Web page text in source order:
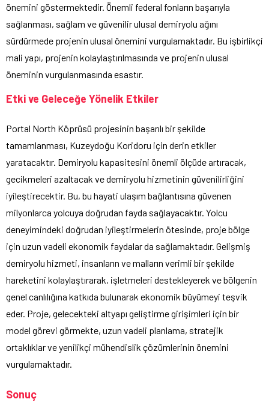
önemini göstermektedir. Önemli federal fonların başarıyla
sağlanması, sağlam ve güvenilir ulusal demiryolu ağını
sürdürmede projenin ulusal önemini vurgulamaktadır. Bu işbirlikçi
mali yapı, projenin kolaylaştırılmasında ve projenin ulusal
öneminin vurgulanmasında esastır.
Etki ve Geleceğe Yönelik Etkiler
Portal North Köprüsü projesinin başarılı bir şekilde
tamamlanması, Kuzeydoğu Koridoru için derin etkiler
yaratacaktır. Demiryolu kapasitesini önemli ölçüde artıracak,
gecikmeleri azaltacak ve demiryolu hizmetinin güvenilirliğini
iyileştirecektir. Bu, bu hayati ulaşım bağlantısına güvenen
milyonlarca yolcuya doğrudan fayda sağlayacaktır. Yolcu
deneyimindeki doğrudan iyileştirmelerin ötesinde, proje bölge
için uzun vadeli ekonomik faydalar da sağlamaktadır. Gelişmiş
demiryolu hizmeti, insanların ve malların verimli bir şekilde
hareketini kolaylaştırarak, işletmeleri destekleyerek ve bölgenin
genel canlılığına katkıda bulunarak ekonomik büyümeyi teşvik
eder. Proje, gelecekteki altyapı geliştirme girişimleri için bir
model görevi görmekte, uzun vadeli planlama, stratejik
ortaklıklar ve yenilikçi mühendislik çözümlerinin önemini
vurgulamaktadır.
Sonuç